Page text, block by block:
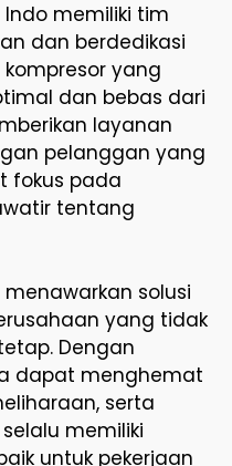
Indo memiliki tim
dan berdedikasi
yang
dan bebas dari
layanan
pelanggan yang
fokus pada
tentang
solusi
yang tidak
Dengan
dapat menghemat
serta
memiliki
untuk pekerjaan